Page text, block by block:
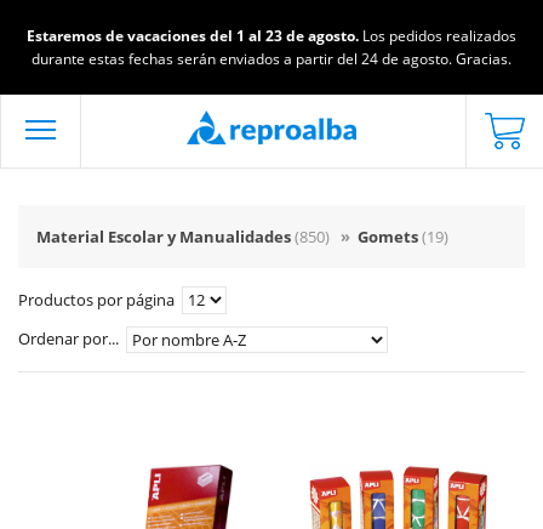
Estaremos de vacaciones del 1 al 23 de agosto. Los pedidos realizados
durante estas fechas serán enviados a partir del 24 de agosto. Gracias.
Material Escolar y Manualidades(850) » Gomets(19)
Productos por página
Ordenar por...